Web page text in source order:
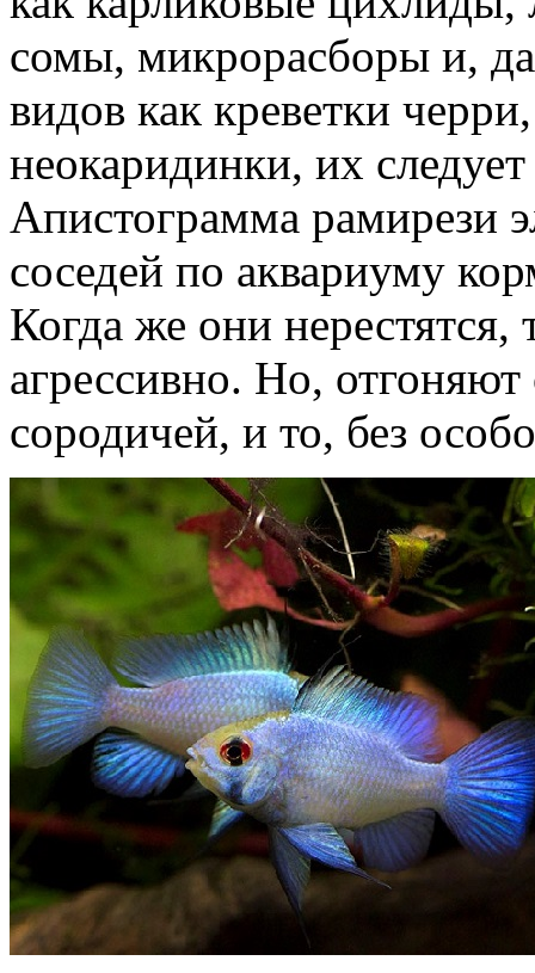
сомы, микрорасборы и,
видов как креветки
неокаридинки, их
Апистограмма рамирези
соседей по аквариуму
Когда же они нерестятся,
агрессивно. Но,
сородичей, и то, без